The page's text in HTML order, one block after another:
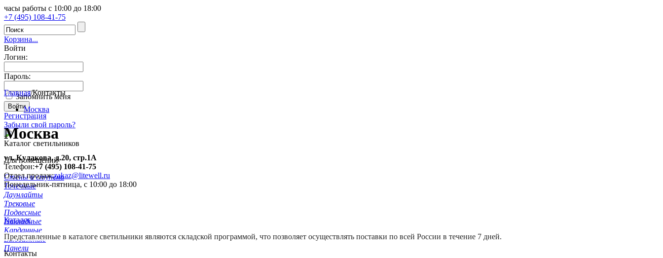
часы работы с 10:00 до 18:00
+7 (495) 108-41-75
Корзина...
Войти
Логин:
Пароль:
Запомнить меня
Регистрация
Забыли свой пароль?
Каталог светильников
Для помещений
Стены и ступени
Точечные
Даунлайты
Трековые
Подвесные
Накладные
Карданные
Выдвижные
Панели
Главная/Контакты
Москва
Москва
ул. Кулакова, д.20, стр.1А
Телефон:+7 (495) 108-41-75
Отдел продаж:zakaz@litewell.ru
Понедельник-пятница, с 10:00 до 18:00
Каталог
Представленные в каталоге светильники являются складской программой, что позволяет осуществлять поставки по всей России в течение 7 дней.
Контакты